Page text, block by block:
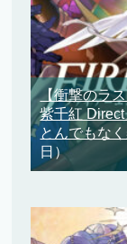
【衝撃のラ
紫千紅
とんでもな
日）